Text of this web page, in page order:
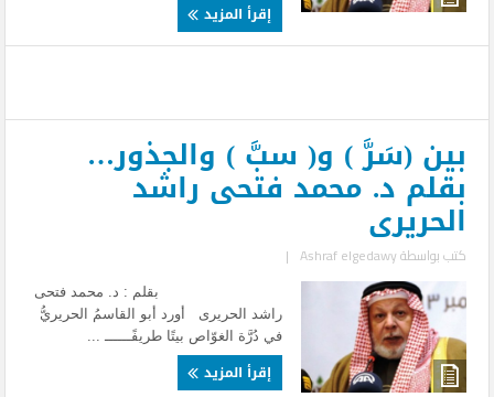
إقرأ المزيد
بين (سَرَّ ) و( سبَّ ) والجذور…
بقلم د. محمد فتحى راشد
الحريرى
كتب بواسطةAshraf elgedawy
|
بقلم : د. محمد فتحى
راشد الحريرى أورد أبو القاسمُ الحريريُّ
في دُرَّة الغوّاص بيتًا طريفًــــــ ...
إقرأ المزيد